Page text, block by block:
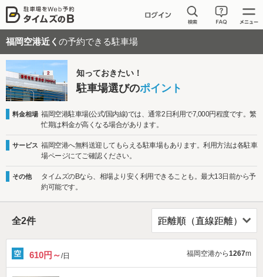
福岡空港近く の予約できる駐車場
知っておきたい！
駐車場選びのポイント
料金相場 福岡空港駐車場(公式/国内線)では、通常2日利用で7,000円程度です。繁
忙期は料金が高くなる場合があります。
サービス 福岡空港へ無料送迎してもらえる駐車場もあります。利用方法は各駐車
場ページにてご確認ください。
その他
タイムズのBなら、相場より安く利用できることも。最大13日前から予
約可能です。
全2件
610円～/日 福岡空港から1267m